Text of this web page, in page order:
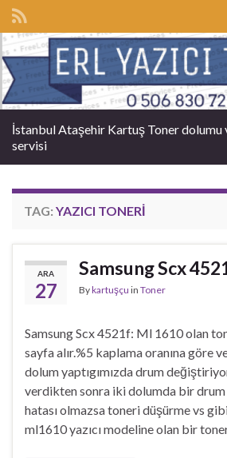
Search for:
İstanbul Ataşehir Kartuş Toner dolumu
servisi
TAG: YAZICI TONERI
ARA
27
Samsung Scx
Bykartuşçu in Toner
Samsung Scx 4521f: Ml 1610 olan
sayfa alır.%5 kaplama oranına göre
dolum yaptıgımızda drum
verdikten sonra iki dolumda bir drum
hatası olmazsa toneri düşürme vs
ml1610 yazıcı modeline olan bir